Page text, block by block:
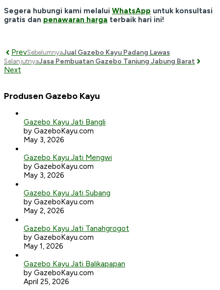
Segera hubungi kami melalui WhatsApp untuk konsultasi
gratis dan penawaran harga terbaik hari ini!
PrevSebelumnyaJual Gazebo Kayu Padang Lawas
SelanjutnyaJasa Pembuatan Gazebo Tanjung Jabung Barat
Next
Produsen Gazebo Kayu
Gazebo Kayu Jati Bangli
by GazeboKayu.com
May 3, 2026
Gazebo Kayu Jati Mengwi
by GazeboKayu.com
May 3, 2026
Gazebo Kayu Jati Subang
by GazeboKayu.com
May 2, 2026
Gazebo Kayu Jati Tanahgrogot
by GazeboKayu.com
May 1, 2026
Gazebo Kayu Jati Balikapapan
by GazeboKayu.com
April 25, 2026